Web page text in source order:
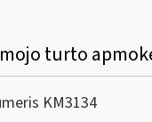
turto
KM3134